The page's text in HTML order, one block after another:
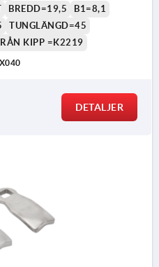
BREDD=19,5
B1=8,1
TUNGLÄNGD=45
KIPP =K2219
DETALJER